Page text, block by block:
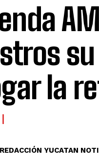
la
REDACCIÓN YUCATAN